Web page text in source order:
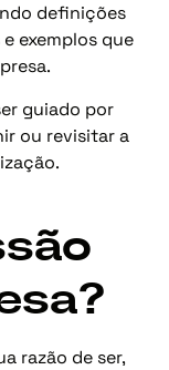
definições
exemplos que
guiado por
ou revisitar a
razão de ser,